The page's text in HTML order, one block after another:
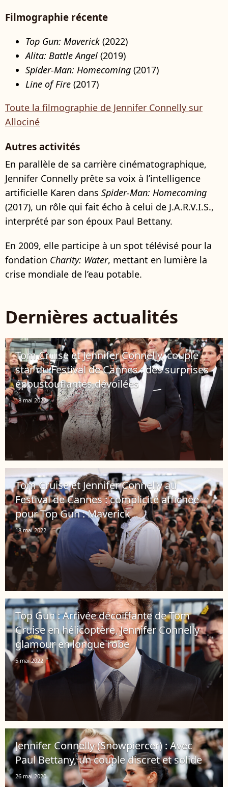
Filmographie récente
Top Gun: Maverick(2022)
Alita: Battle Angel (2019)
Spider-Man: Homecoming (2017)
Line of Fire (2017)
Toute la filmographie de Jennifer Connelly sur
Allociné
Autres activités
En parallèle de sa carrière cinématographique,
Jennifer Connelly prête sa voix à l’intelligence
artificielle Karen dans Spider-Man: Homecoming
(2017), un rôle qui fait écho à celui de J.A.R.V.I.S.,
interprété par son époux Paul Bettany.
En 2009, elle participe à un spot télévisé pour la
fondation Charity: Water, mettant en lumière la
crise mondiale de l’eau potable.
Dernières actualités
Tom Cruise et Jennifer Connelly, couple
star du Festival de Cannes : des surprises
époustouflantes dévoilées
18 mai 2022
Tom Cruise et Jennifer Connelly au
Festival de Cannes : complicité affichée
pour Top Gun : Maverick
18 mai 2022
Top Gun : Arrivée décoiffante de Tom
Cruise en hélicoptère, Jennifer Connelly
glamour en longue robe
5 mai 2022
Jennifer Connelly (Snowpiercer) : Avec
Paul Bettany, un couple discret et solide
26 mai 2020